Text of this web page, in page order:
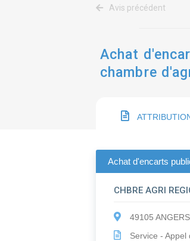
Avis précédent
Achat
chambre
Achat d'encarts
CHBRE AGRI
49105
Service -